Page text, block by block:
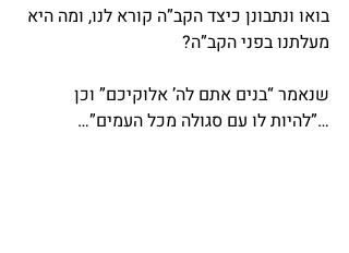
בואו ונתבונן כיצד הקב”ה קורא לנו, ומה היא
מעלתנו בפני הקב”ה?
שנאמר “בנים אתם לה’ אלוקיכם” וכן
…”להיות לו עם סגולה מכל העמים”…